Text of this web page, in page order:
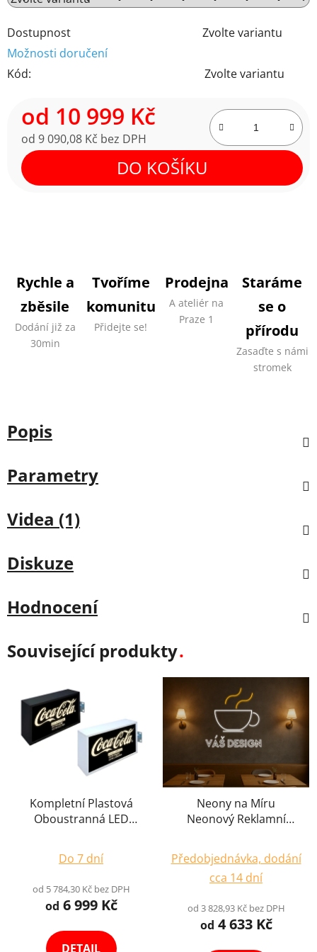
Dostupnost
Zvolte variantu
Možnosti doručení
Kód:
Zvolte variantu
od 10 999 Kč
od 9 090,08 Kč bez DPH
Měrná cena:
DO KOŠÍKU
Rychle a
zběsile
Dodání již za
30min
Tvoříme
komunitu
Přidejte se!
Prodejna
A ateliér na
Praze 1
Staráme
se o
přírodu
Zasaďte s námi
stromek
Popis
Parametry
Videa (1)
Diskuze
Hodnocení
Související produkty
Kompletní Plastová
Oboustranná LED
Potiskem Výroba na
Míru Výběr Variant
hodnocení
produktu
je
z
Do 7 dní
od 5 784,30 Kč bez DPH
od 6 999 Kč
DETAIL
Neony na Míru
Neonový Reklamní
LED Světelný Branding
hodnocení
produktu
je
4,8
Předobjednávka, dodání
cca 14 dní
od 3 828,93 Kč bez DPH
od 4 633 Kč